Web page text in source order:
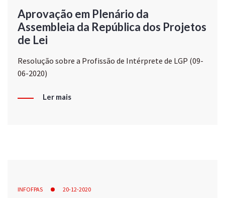
Aprovação em Plenário da
Assembleia da República dos Projetos
de Lei
Resolução sobre a Profissão de Intérprete de LGP (09-
06-2020)
Ler mais
INFOFPAS 20-12-2020